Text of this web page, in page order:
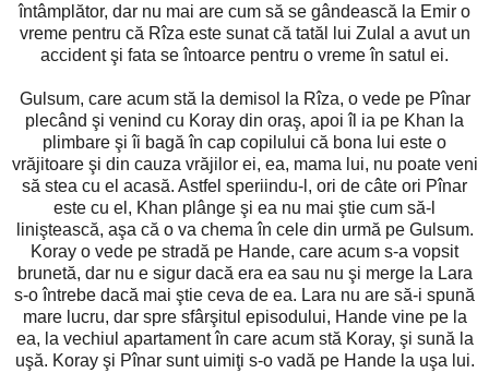
întâmplător, dar nu mai are cum să se gândească la Emir o
vreme pentru că Rîza este sunat că tatăl lui Zulal a avut un
accident şi fata se întoarce pentru o vreme în satul ei.
Gulsum, care acum stă la demisol la Rîza, o vede pe Pînar
plecând şi venind cu Koray din oraş, apoi îl ia pe Khan la
plimbare şi îi bagă în cap copilului că bona lui este o
vrăjitoare şi din cauza vrăjilor ei, ea, mama lui, nu poate veni
să stea cu el acasă. Astfel speriindu-l, ori de câte ori Pînar
este cu el, Khan plânge şi ea nu mai ştie cum să-l
liniştească, aşa că o va chema în cele din urmă pe Gulsum.
Koray o vede pe stradă pe Hande, care acum s-a vopsit
brunetă, dar nu e sigur dacă era ea sau nu şi merge la Lara
s-o întrebe dacă mai ştie ceva de ea. Lara nu are să-i spună
mare lucru, dar spre sfârşitul episodului, Hande vine pe la
ea, la vechiul apartament în care acum stă Koray, şi sună la
uşă. Koray şi Pînar sunt uimiţi s-o vadă pe Hande la uşa lui.